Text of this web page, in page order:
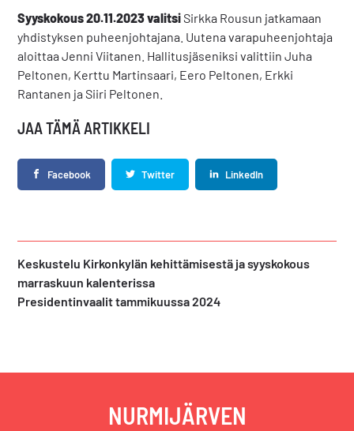
Syyskokous 20.11.2023 valitsiSirkka Rousun jatkamaan
yhdistyksen puheenjohtajana. Uutena varapuheenjohtaja
aloittaa Jenni Viitanen. Hallitusjäseniksi valittiin Juha
Peltonen, Kerttu Martinsaari, Eero Peltonen, Erkki
Rantanen ja Siiri Peltonen.
JAA TÄMÄ ARTIKKELI
Facebook Twitter LinkedIn
Edellinen
artikkeli:
Keskustelu Kirkonkylän kehittämisestä ja syyskokous
marraskuun kalenterissa
Seuraava
Presidentinvaalit tammikuussa 2024
NURMIJÄRVEN